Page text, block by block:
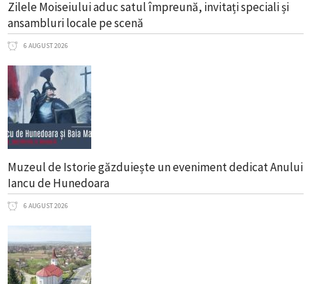
Zilele Moiseiului aduc satul împreună, invitați speciali și
ansambluri locale pe scenă
6 AUGUST 2026
Muzeul de Istorie găzduiește un eveniment dedicat Anului
Iancu de Hunedoara
6 AUGUST 2026